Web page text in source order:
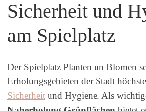
Sicherheit und
am Spielplatz
Der Spielplatz Planten un Blomen
Erholungsgebieten der Stadt
Sicherheit und Hygiene. Als